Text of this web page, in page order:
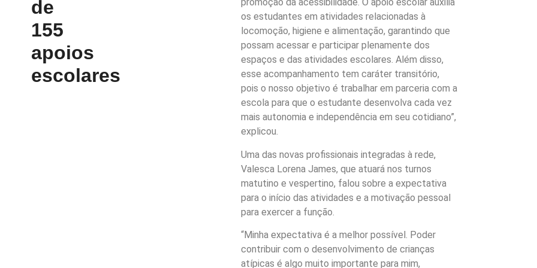
de
155
apoios
escolares
promoção da acessibilidade. O apoio escolar auxilia
os estudantes em atividades relacionadas à
locomoção, higiene e alimentação, garantindo que
possam acessar e participar plenamente dos
espaços e das atividades escolares. Além disso,
esse acompanhamento tem caráter transitório,
pois o nosso objetivo é trabalhar em parceria com a
escola para que o estudante desenvolva cada vez
mais autonomia e independência em seu cotidiano”,
explicou.
Uma das novas profissionais integradas à rede,
Valesca Lorena James, que atuará nos turnos
matutino e vespertino, falou sobre a expectativa
para o início das atividades e a motivação pessoal
para exercer a função.
“Minha expectativa é a melhor possível. Poder
contribuir com o desenvolvimento de crianças
atípicas é algo muito importante para mim,